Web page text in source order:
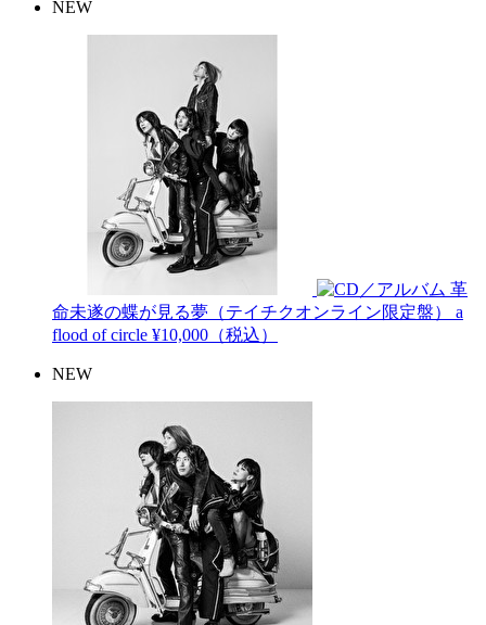
NEW
革
命未遂の蝶が見る夢（テイチクオンライン限定盤） a
flood of circle ¥10,000（税込）
NEW